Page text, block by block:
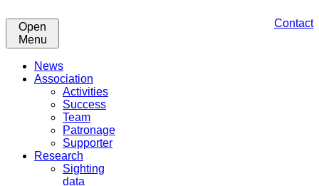
Contact
Open
Menu
News
Association
Activities
Success
Team
Patronage
Supporter
Research
Sighting
data